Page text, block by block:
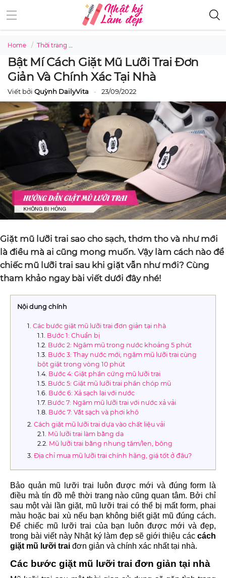
Home Thời trang
Bật Mí Cách Giặt Mũ Lưỡi Trai Đơn
Giản Và Chính Xác Tại Nhà
Viết bởi Quỳnh DailyVita 23/09/2022
Giặt mũ lưỡi trai sao cho sạch, thơm tho và như mới
là điều mà ai cũng mong muốn. Vậy làm cách nào để
chiếc mũ lưỡi trai sau khi giặt vẫn như mới? Cùng
tham khảo ngay bài viết dưới đây nhé!
Nội dung chính
Các bước giặt mũ lưỡi trai đơn giản tại nhà
Bước 1: Chuẩn bị
Bước 2: Ngâm mũ trong nước khoảng 5 phút
Bước 3: Thay nước mới, ngâm mũ lưỡi trai cùng
bột giặt trong vòng 10 phút
Bước 4: Giặt phần cứng mũ lưỡi trai
Bước 5: Giặt mũ lưỡi trai phần chóp mũ
Bước 6: Xả sạch lại với nước
Bước 7: Ngâm mũ lưỡi trai với nước xả vải
Bước 7: Vắt sạch và phơi khô
Cách giặt mũ lưỡi trai dựa vào chất liệu vải
Mũ lưỡi trai làm bằng da
Mũ lưỡi trai bằng nhung tăm/len, bông
Địa chỉ mua mũ lưỡi trai chính hãng, giá tốt ở đâu?
Bảo quản mũ lưỡi trai luôn được mới và đúng form là
điều mà tín đồ mê thời trang nào cũng quan tâm. Bởi chỉ
sau một vài lần giặt, mũ lưỡi trai có thể bị mất form, phai
màu hoặc bai xù nếu bạn không biết giặt mũ đúng cách.
Để chiếc mũ lưỡi trai của bạn luôn được mới và đẹp,
trong bài viết này Nhật ký làm đẹp sẽ giới thiệu các cách
giặt mũ lưỡi trai đơn giản và chính xác nhất tại nhà.
Các bước giặt mũ lưỡi trai đơn giản tại nhà